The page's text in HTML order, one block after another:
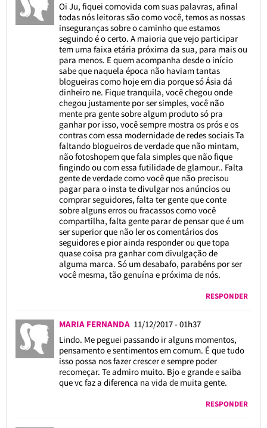
Oi Ju, fiquei comovida com suas palavras, afinal
todas nós leitoras são como você, temos as nossas
inseguranças sobre o caminho que estamos
seguindo é o certo. A maioria que vejo participar
tem uma faixa etária próxima da sua, para mais ou
para menos. E quem acompanha desde o início
sabe que naquela época não haviam tantas
blogueiras como hoje em dia porque só Ásia dá
dinheiro ne. Fique tranquila, você chegou onde
chegou justamente por ser simples, você não
mente pra gente sobre algum produto só pra
ganhar por isso, você sempre mostra os prós e os
contras com essa modernidade de redes sociais Ta
faltando blogueiros de verdade que não mintam,
não fotoshopem que fala simples que não fique
fingindo ou com essa futilidade de glamour.. Falta
gente de verdade como você que não precisou
pagar para o insta te divulgar nos anúncios ou
comprar seguidores, falta ter gente que conte
sobre alguns erros ou fracassos como você
compartilha, falta gente parar de pensar que é um
ser superior que não ler os comentários dos
seguidores e pior ainda responder ou que topa
quase coisa pra ganhar com divulgação de
alguma marca. Só um desabafo, parabéns por ser
você mesma, tão genuína e próxima de nós.
RESPONDER
MARIA FERNANDA 11/12/2017 - 01h37
Lindo. Me peguei passando ir alguns momentos,
pensamento e sentimentos em comum. É que tudo
isso possa nos fazer crescer e sempre poder
recomeçar. Te admiro muito. Bjo e grande e saiba
que vc faz a diferenca na vida de muita gente.
RESPONDER